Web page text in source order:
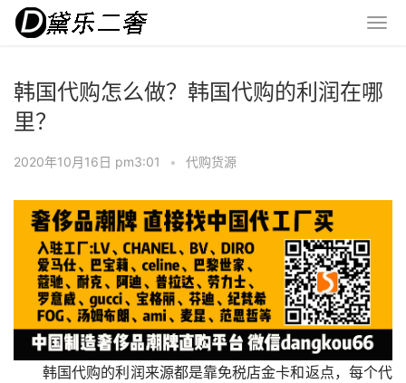
韩国代购怎么做？韩国代购的利润在哪
里？
2020年10月16日 pm3:01 • 代购货源
韩国代购的利润来源都是靠免税店金卡和返点，每个代